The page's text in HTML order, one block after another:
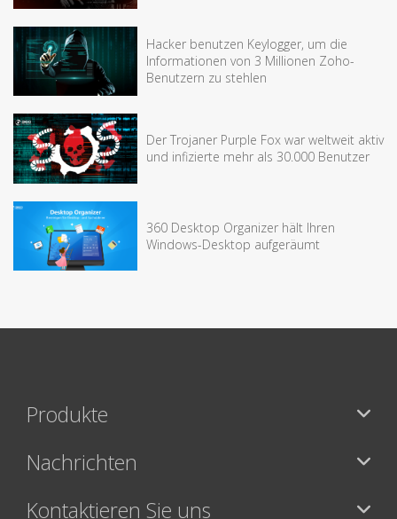
Hacker benutzen Keylogger, um die
Informationen von 3 Millionen Zoho-
Benutzern zu stehlen
Der Trojaner Purple Fox war weltweit aktiv
und infizierte mehr als 30.000 Benutzer
360 Desktop Organizer hält Ihren
Windows-Desktop aufgeräumt
Produkte
Nachrichten
Kontaktieren Sie uns